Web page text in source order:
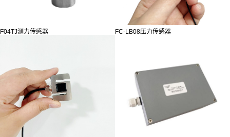
F04TJ测力传感器 FC-LB08压力传感器